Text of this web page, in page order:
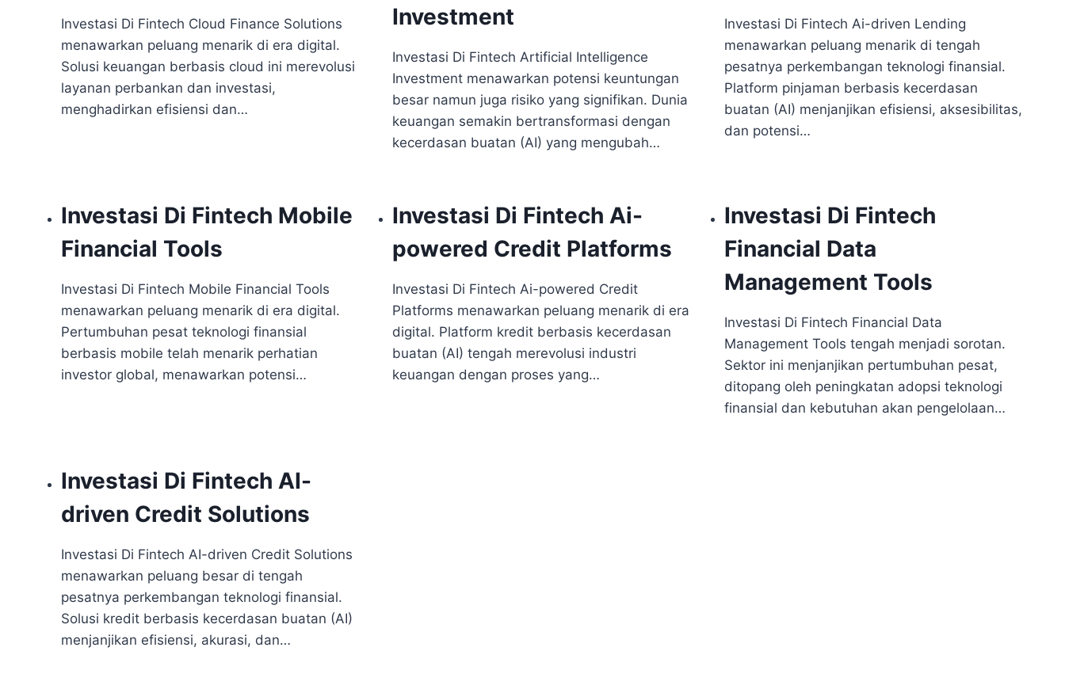
Investasi Di Fintech Cloud Finance Solutions
menawarkan peluang menarik di era digital.
Solusi keuangan berbasis cloud ini merevolusi
layanan perbankan dan investasi,
menghadirkan efisiensi dan…
Investment
Investasi Di Fintech Artificial Intelligence
Investment menawarkan potensi keuntungan
besar namun juga risiko yang signifikan. Dunia
keuangan semakin bertransformasi dengan
kecerdasan buatan (AI) yang mengubah…
Investasi Di Fintech Ai-driven Lending
menawarkan peluang menarik di tengah
pesatnya perkembangan teknologi finansial.
Platform pinjaman berbasis kecerdasan
buatan (AI) menjanjikan efisiensi, aksesibilitas,
dan potensi…
Investasi Di Fintech Mobile
Financial Tools
Investasi Di Fintech Mobile Financial Tools
menawarkan peluang menarik di era digital.
Pertumbuhan pesat teknologi finansial
berbasis mobile telah menarik perhatian
investor global, menawarkan potensi…
Investasi Di Fintech Ai-
powered Credit Platforms
Investasi Di Fintech Ai-powered Credit
Platforms menawarkan peluang menarik di era
digital. Platform kredit berbasis kecerdasan
buatan (AI) tengah merevolusi industri
keuangan dengan proses yang…
Investasi Di Fintech
Financial Data
Management Tools
Investasi Di Fintech Financial Data
Management Tools tengah menjadi sorotan.
Sektor ini menjanjikan pertumbuhan pesat,
ditopang oleh peningkatan adopsi teknologi
finansial dan kebutuhan akan pengelolaan…
Investasi Di Fintech AI-
driven Credit Solutions
Investasi Di Fintech AI-driven Credit Solutions
menawarkan peluang besar di tengah
pesatnya perkembangan teknologi finansial.
Solusi kredit berbasis kecerdasan buatan (AI)
menjanjikan efisiensi, akurasi, dan…